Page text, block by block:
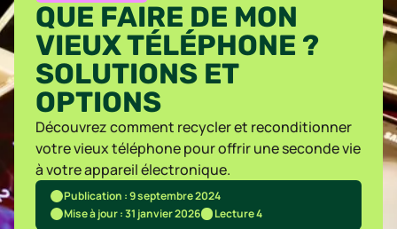
QUE FAIRE DE MON
VIEUX TÉLÉPHONE ?
SOLUTIONS ET
OPTIONS
Découvrez comment recycler et reconditionner
votre vieux téléphone pour offrir une seconde vie
à votre appareil électronique.
Publication : 9 septembre 2024
Mise à jour : 31 janvier 2026
Lecture 4